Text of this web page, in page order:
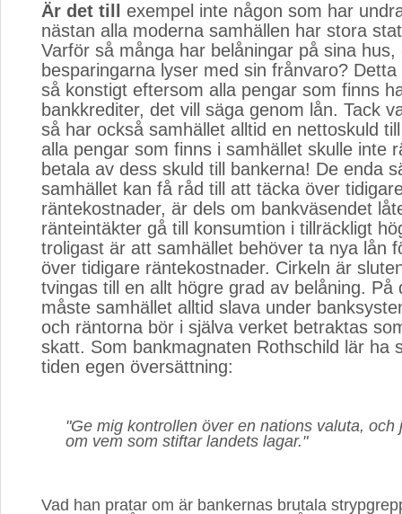
Är det till
exempel inte någon som har
nästan alla moderna samhällen har stora
Varför så många har belåningar på sina hus,
besparingarna lyser med sin frånvaro?
så konstigt eftersom alla pengar som finns
bankkrediter, det vill säga genom lån. Tack
så har också samhället alltid en nettoskuld
alla pengar som finns i samhället skulle inte
betala av dess skuld till bankerna! De enda
samhället kan få råd till att täcka över
räntekostnader, är dels om bankväsendet
ränteintäkter gå till konsumtion i tillräckligt
troligast är att samhället behöver ta nya lån
över tidigare räntekostnader. Cirkeln är
tvingas till en allt högre grad av belåning. På
måste samhället alltid slava under
och räntorna bör i själva verket betraktas
skatt. Som bankmagnaten Rothschild lär ha
tiden egen översättning:
"Ge mig kontrollen över en nations valuta, och
om vem som stiftar landets lagar."
Vad han pratar om är bankernas brutala